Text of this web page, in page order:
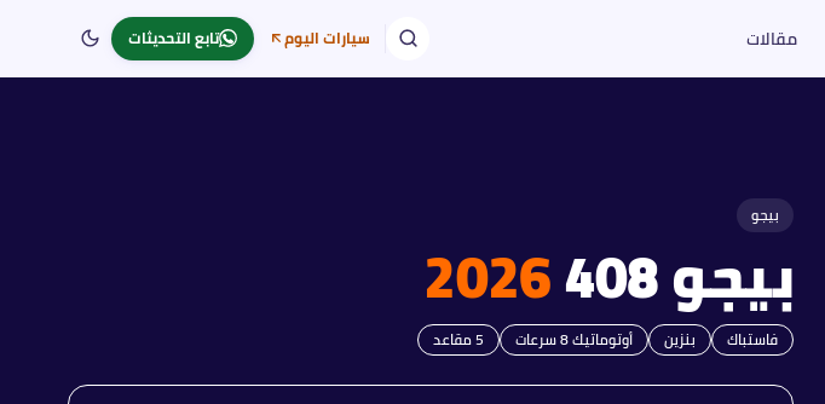
مقالات سيارات اليوم تابع التحديثات
بيجو
بيجو408
2026
فاستباك بنزين أوتوماتيك 8 سرعات 5مقاعد